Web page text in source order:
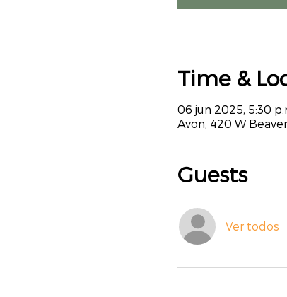
Time &
06 jun 2025, 5:30
Avon, 420 W
Guests
Ver todos